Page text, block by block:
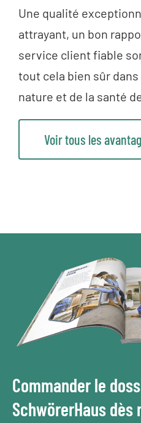
Une qualité
attrayant, un bon
service client fiable
tout cela bien sûr
nature et de la santé
Voir tous les
Commander le
SchwörerHaus dès